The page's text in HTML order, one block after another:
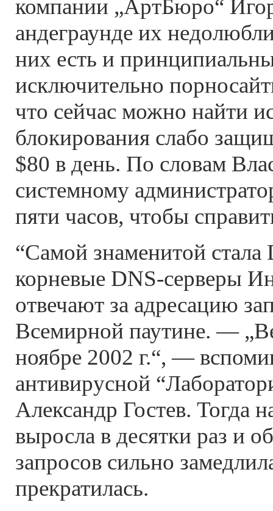
компании „АртБюро“
андеграунде их
них есть и
исключительно
что сейчас можно найти
блокирования слабо
$80 в день. По словам
системному
пяти часов, чтобы
“Самой знаменитой стала
корневые DNS-серверы
отвечают за адресацию
Всемирной паутине. —
ноябре 2002 г.“, —
антивирусной
Александр Гостев. Тогда
выросла в десятки раз и
запросов сильно
прекратилась.